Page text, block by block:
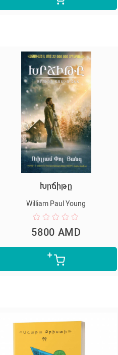
Խրճիթը
William Paul Young
5800 AMD